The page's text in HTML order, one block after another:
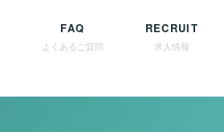
FAQ
よくあるご質問
RECRUIT
求人情報